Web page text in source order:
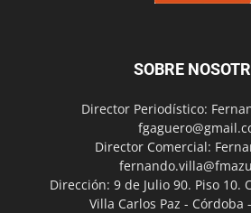
SOBRE
Director Periodístico:
Director Comercial:
Dirección: 9 de Julio 90. Piso 10.
Villa Carlos Paz - Córdoba